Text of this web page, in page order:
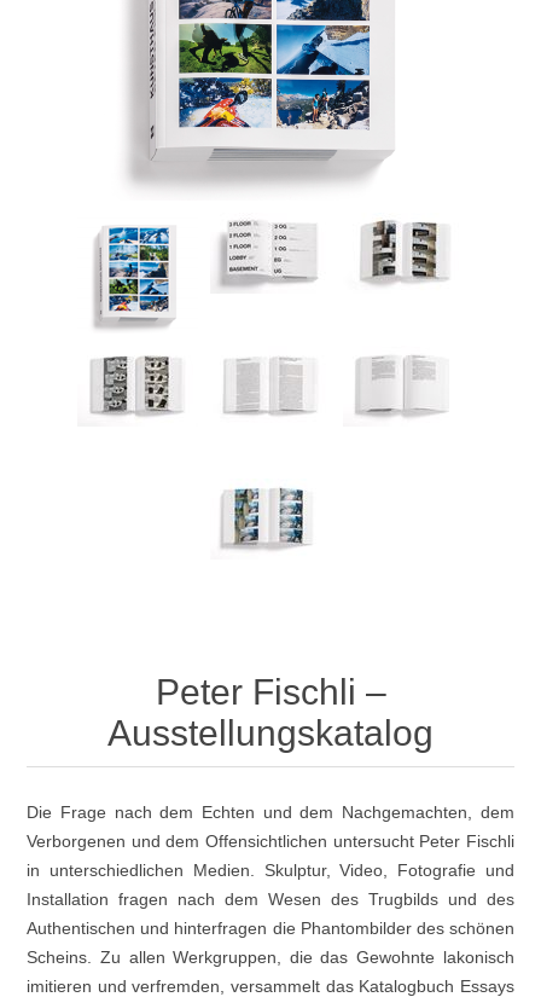
Peter Fischli –
Ausstellungskatalog
Die Frage nach dem Echten und dem Nachgemachten, dem
Verborgenen und dem Offensichtlichen untersucht Peter Fischli
in unterschiedlichen Medien. Skulptur, Video, Fotografie und
Installation fragen nach dem Wesen des Trugbilds und des
Authentischen und hinterfragen die Phantombilder des schönen
Scheins. Zu allen Werkgruppen, die das Gewohnte lakonisch
imitieren und verfremden, versammelt das Katalogbuch Essays